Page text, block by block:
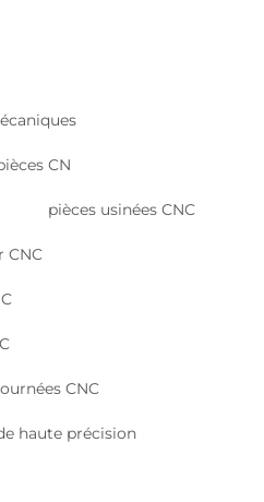
CN
pièces usinées CNC
CNC
CNC
haute précision